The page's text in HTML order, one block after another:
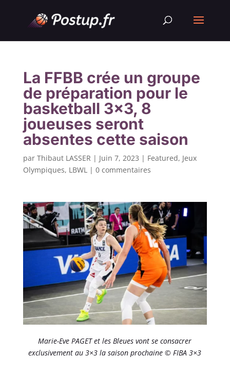
La FFBB crée un groupe
de préparation pour le
basketball 3×3, 8
joueuses seront
absentes cette saison
par Thibaut LASSER | Juin 7, 2023 | Featured, Jeux
Olympiques, LBWL| 0 commentaires
Marie-Eve PAGET et les Bleues vont se consacrer
exclusivement au 3×3 la saison prochaine © FIBA 3×3